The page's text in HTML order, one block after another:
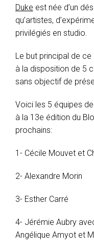
Duke est née d’un
qu’artistes,
privilégiés en studio.
Le but principal de
à la disposition de 5
sans objectif de
Voici les 5 équipes
à la 13e édition du
prochains:
1- Cécile Mouvet et
2- Alexandre Morin
3- Esther Carré
4- Jérémie Aubry
Angélique Amyot et